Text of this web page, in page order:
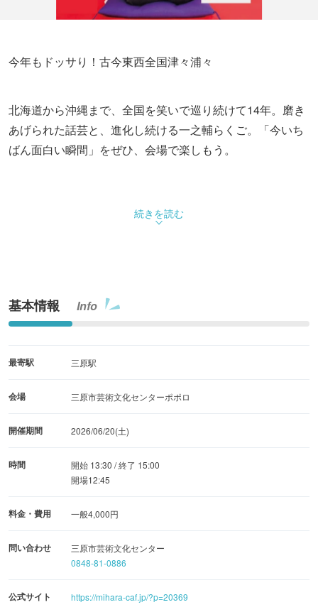
今年もドッサり！古今東西全国津々浦々
北海道から沖縄まで、全国を笑いで巡り続けて14年。磨き
あげられた話芸と、進化し続ける一之輔らくご。「今いち
ばん面白い瞬間」をぜひ、会場で楽しもう。
続きを読む
基本情報 Info
最寄駅 三原駅
会場 三原市芸術文化センターポポロ
開催期間 2026/06/20(土)
時間
開始 13:30 / 終了 15:00
開場12:45
料金・費用 一般4,000円
問い合わせ
三原市芸術文化センター
0848-81-0886
公式サイト https://mihara-caf.jp/?p=20369